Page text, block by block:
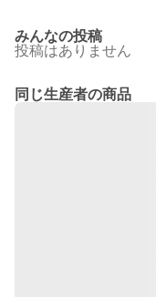
みんなの投稿
投稿はありません
同じ生産者の商品